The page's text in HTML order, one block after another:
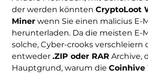
der werden könnten CryptoLoot
Minerwenn Sie einen malicius E-
herunterladen. Da die meisten E-
solche, Cyber-crooks verschleiern
entweder .ZIP oder RAR Archive,
Hauptgrund, warum die Coinhive